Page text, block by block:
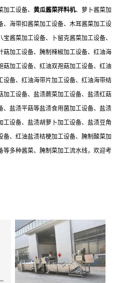
工设备、 黄瓜酱菜拌料机、萝卜酱菜加
、海带扣酱菜加工设备、木耳酱菜加工设
酱菜加工设备、卜留克酱菜加工设备、
菇加工设备、腌制辣椒加工设备、红油海
菇加工设备、红油双孢菇加工设备、红油
设备、红油海带片加工设备、红油海带结
加工设备、盐渍蕨菜加工设备、盐渍红菇
、盐渍平菇等盐渍食用菌加工设备、盐渍
工设备、盐渍胡萝卜加工设备、盐渍豆角
备、红油盐渍桔梗加工设备、腌制酸菜加
等多种酱菜、腌制菜加工流水线，欢迎考